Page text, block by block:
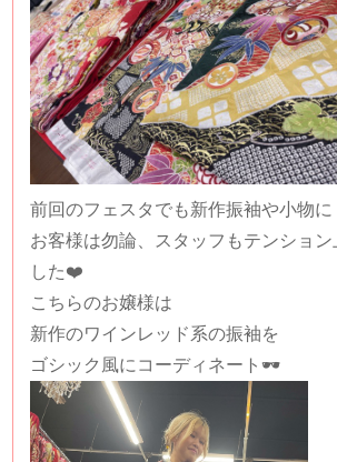
前回のフェスタでも新作振袖や小物に
お客様は勿論、スタッフもテンショ
した❤️
こちらのお嬢様は
新作のワインレッド系の振袖を
ゴシック風にコーディネート🕶️